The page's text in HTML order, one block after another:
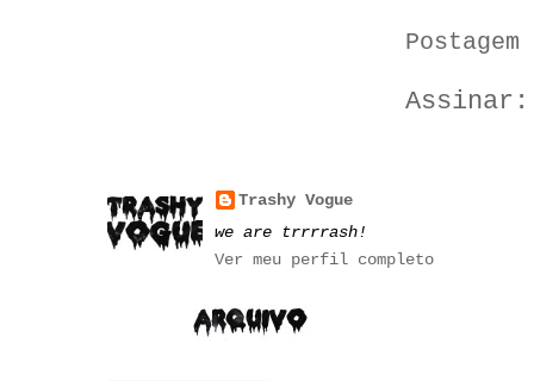
Trashy Vogue
we are trrrrash!
Ver meu perfil completo